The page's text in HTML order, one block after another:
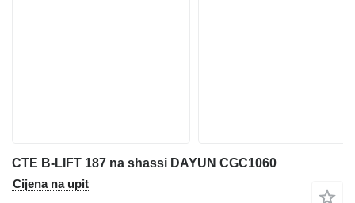
CTE B-LIFT 187 na shassi DAYUN CGC1060
Cijena na upit